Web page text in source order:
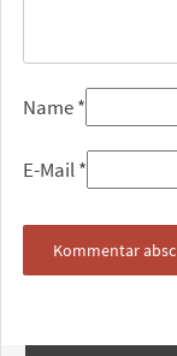
Name*
E-Mail*